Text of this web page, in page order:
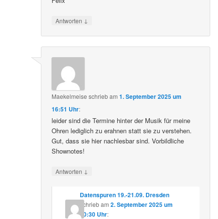
Antworten ↓
Maekelmeise schriebam1. September 2025 um
16:51 Uhr:
leider sind die Termine hinter der Musik für meine
Ohren lediglich zu erahnen statt sie zu verstehen.
Gut, dass sie hier nachlesbar sind. Vorbildliche
Shownotes!
Antworten ↓
Datenspuren 19.-21.09. Dresden
schriebam 2. September 2025 um
10:30 Uhr: